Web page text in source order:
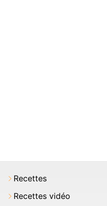
Recettes
Recettes vidéo